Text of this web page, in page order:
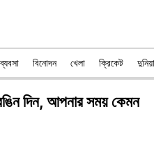
ব্যবসা বিনোদন খেলা ক্রিকেট দুনিয়া
দিন, আপনার সময় কেমন